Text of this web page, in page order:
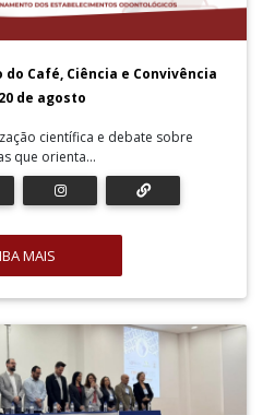
do Café, Ciência e Convivência
de agosto
científica e debate sobre
que orienta...
MAIS